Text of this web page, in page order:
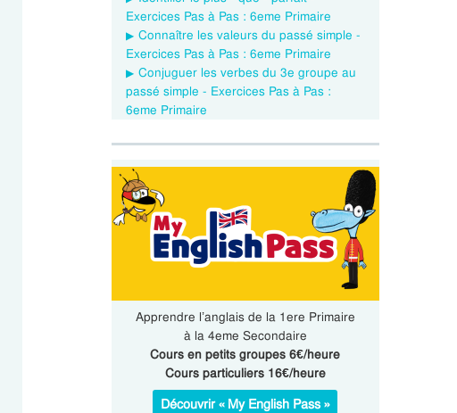
Exercices Pas à Pas : 6eme Primaire
Connaître les valeurs du passé simple -
Exercices Pas à Pas : 6eme Primaire
Conjuguer les verbes du 3e groupe au
passé simple - Exercices Pas à Pas :
6eme Primaire
Apprendre l’anglais de la 1ere Primaire
à la 4eme Secondaire
Cours en petits groupes 6€/heure
Cours particuliers 16€/heure
Découvrir « My English Pass »